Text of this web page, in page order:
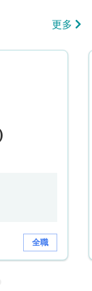
更多
全職